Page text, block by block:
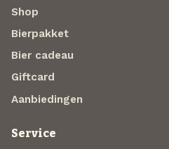
Shop
Bierpakket
Bier cadeau
Giftcard
Aanbiedingen
Service